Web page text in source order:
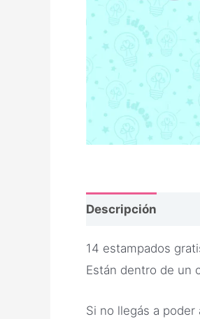
Descripción
14 estampados
Están dentro de un
Si no llegás a poder